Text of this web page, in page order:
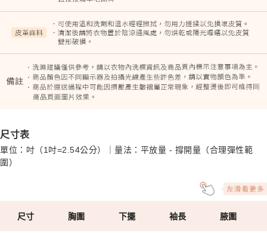
尺寸表
單位：吋（1吋=2.54公分）｜量法：平放量 - 撐開量（合理彈性範
圍）
尺寸 胸圍 下擺 袖長 腋圍